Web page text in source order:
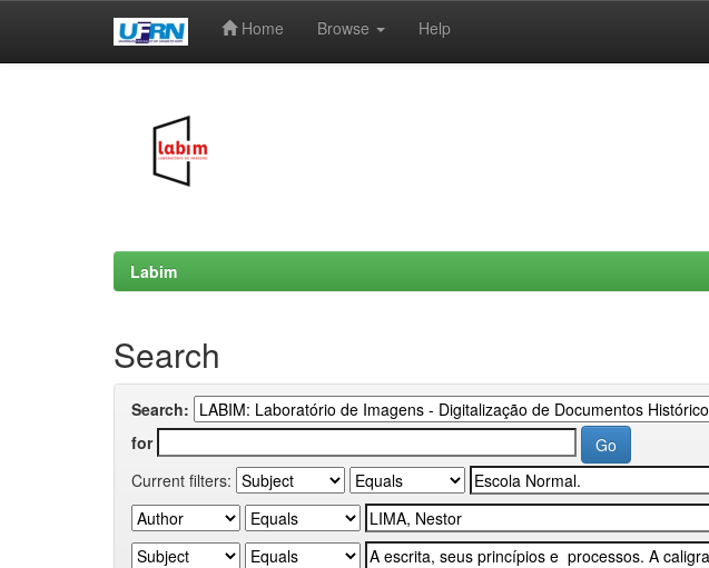
Home Browse Help
Labim
Search
Search:
for
Current filters: